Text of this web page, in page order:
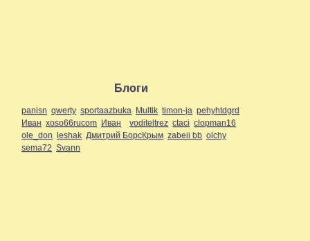
Блоги
panisn qwerty sportaazbuka Multik timon-ja pehyhtdgrd
Иван xoso66rucom Иван voditeltrez ctaci clopman16
ole_don leshak Дмитрий БорсКрым zabeii bb olchy
sema72 Svann